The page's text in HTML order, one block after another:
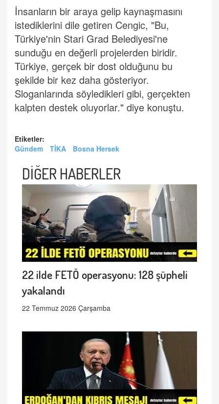
İnsanların bir araya gelip kaynaşmasını
istediklerini dile getiren Cengic, "Bu,
Türkiye'nin Stari Grad Belediyesi'ne
sunduğu en değerli projelerden biridir.
Türkiye, gerçek bir dost olduğunu bu
şekilde bir kez daha gösteriyor.
Sloganlarında söyledikleri gibi, gerçekten
kalpten destek oluyorlar." diye konuştu.
Etiketler:
Gündem
TİKA Bosna Hersek
DİĞER HABERLER
22 ilde FETÖ operasyonu: 128 şüpheli
yakalandı
22 Temmuz 2026 Çarşamba